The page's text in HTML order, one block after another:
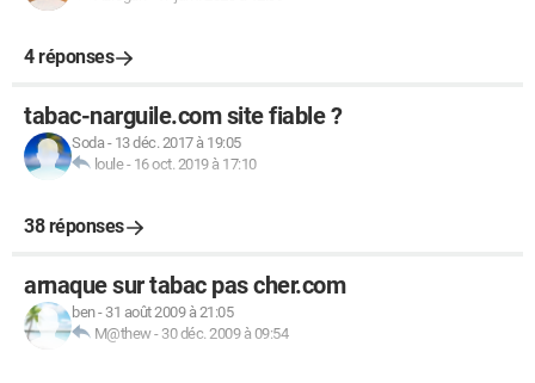
4 réponses
tabac-narguile.com site fiable ?
Soda- 13 déc. 2017 à 19:05
loule- 16 oct. 2019 à 17:10
38 réponses
arnaque sur tabac pas cher.com
ben- 31 août 2009 à 21:05
M@thew- 30 déc. 2009 à 09:54